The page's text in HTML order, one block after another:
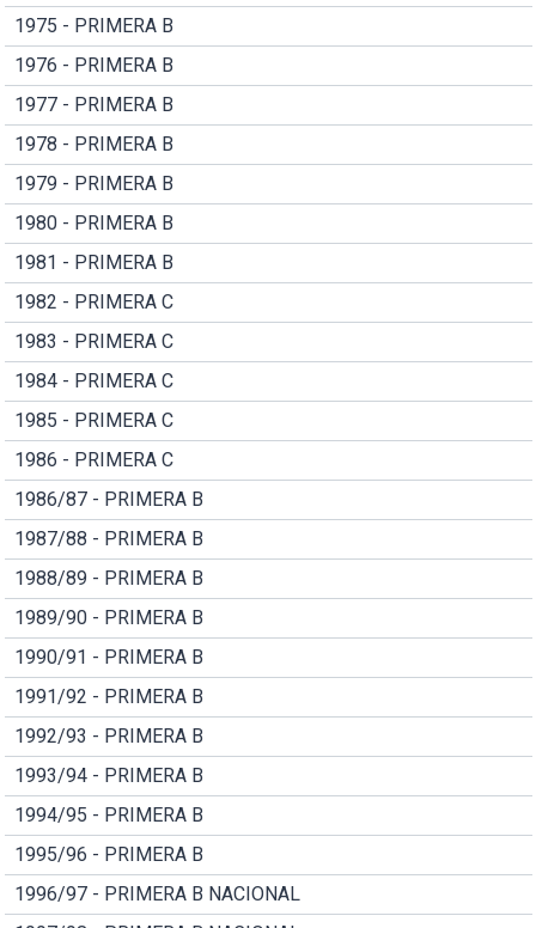
1975 - PRIMERA B
1976 - PRIMERA B
1977 - PRIMERA B
1978 - PRIMERA B
1979 - PRIMERA B
1980 - PRIMERA B
1981 - PRIMERA B
1982 - PRIMERA C
1983 - PRIMERA C
1984 - PRIMERA C
1985 - PRIMERA C
1986 - PRIMERA C
1986/87 - PRIMERA B
1987/88 - PRIMERA B
1988/89 - PRIMERA B
1989/90 - PRIMERA B
1990/91 - PRIMERA B
1991/92 - PRIMERA B
1992/93 - PRIMERA B
1993/94 - PRIMERA B
1994/95 - PRIMERA B
1995/96 - PRIMERA B
1996/97 - PRIMERA B NACIONAL